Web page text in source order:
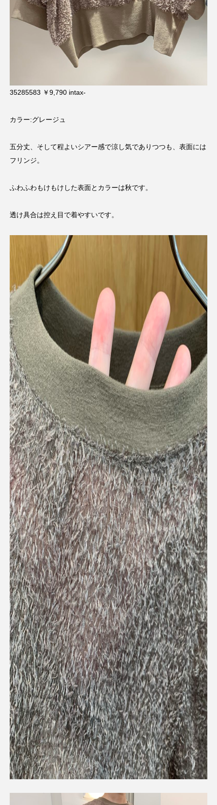
35285583 ￥9,790 intax-
カラー:グレージュ
五分丈、そして程よいシアー感で涼し気でありつつも、表面には
フリンジ。
ふわふわもけもけした表面とカラーは秋です。
透け具合は控え目で着やすいです。